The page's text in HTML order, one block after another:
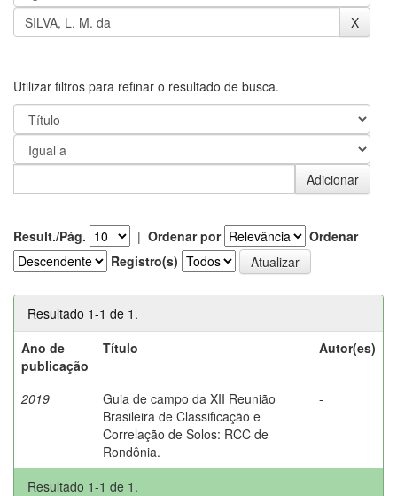
Utilizar filtros para refinar o resultado de busca.
Result./Pág. | Ordenar por
Ordenar
Registro(s)
Resultado 1-1 de 1.
Ano de
publicação
Título Autor(es)
2019
Guia de campo da XII Reunião
Brasileira de Classificação e
Correlação de Solos: RCC de
Rondônia.
-
Resultado 1-1 de 1.